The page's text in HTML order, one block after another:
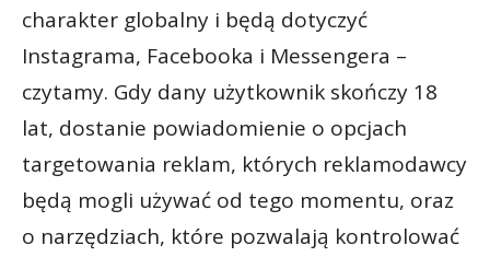
charakter globalny i będą dotyczyć
Instagrama, Facebooka i Messengera –
czytamy. Gdy dany użytkownik skończy 18
lat, dostanie powiadomienie o opcjach
targetowania reklam, których reklamodawcy
będą mogli używać od tego momentu, oraz
o narzędziach, które pozwalają kontrolować